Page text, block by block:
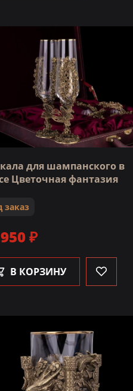
для шампанского в
Цветочная фантазия
заказ
₽
В КОРЗИНУ